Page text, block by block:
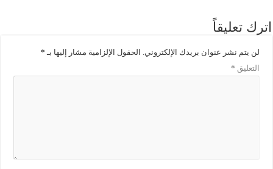
اترك تعليقاً
لن يتم نشر عنوان بريدك الإلكتروني. الحقول الإلزامية مشار إليها بـ *
التعليق *